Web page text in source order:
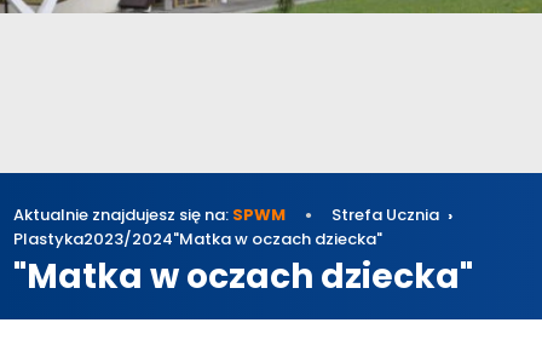
Aktualnie znajdujesz się na: SPWM
Strefa Ucznia
Plastyka2023/2024"Matka w oczach dziecka"
"Matka w oczach dziecka"